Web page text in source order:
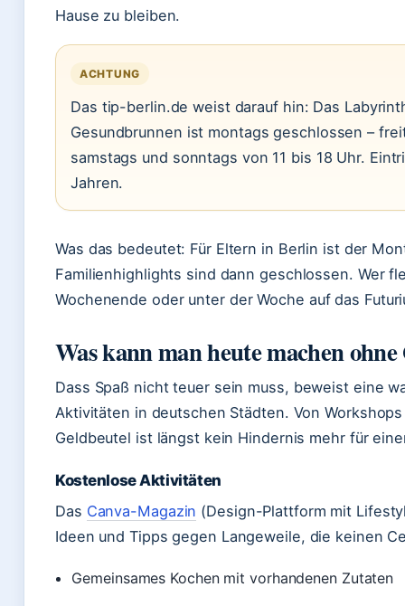
Hause zu bleiben.
ACHTUNG
Das tip-berlin.de weist darauf hin: Das
Gesundbrunnen ist montags geschlossen –
samstags und sonntags von 11 bis 18 Uhr.
Jahren.
Was das bedeutet: Für Eltern in Berlin ist der
Familienhighlights sind dann geschlossen. Wer
Wochenende oder unter der Woche auf das
Was kann man heute machen ohne
Dass Spaß nicht teuer sein muss, beweist eine
Aktivitäten in deutschen Städten. Von
Geldbeutel ist längst kein Hindernis mehr für
Kostenlose Aktivitäten
Das Canva-Magazin (Design-Plattform mit
Ideen und Tipps gegen Langeweile, die keinen
Gemeinsames Kochen mit vorhandenen Zutaten